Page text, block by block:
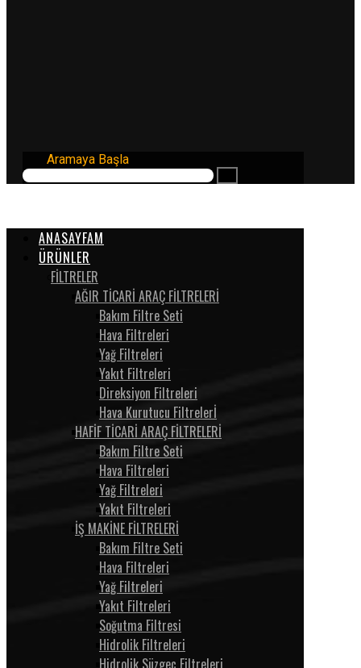
Aramaya Başla
ANASAYFAM
ÜRÜNLER
FİLTRELER
AĞIR TİCARİ ARAÇ FİLTRELERİ
Bakım Filtre Seti
Hava Filtreleri
Yağ Filtreleri
Yakıt Filtreleri
Direksiyon Filtreleri
Hava Kurutucu Filtrelerİ
HAFİF TİCARİ ARAÇ FİLTRELERİ
Bakım Filtre Seti
Hava Filtreleri
Yağ Filtreleri
Yakıt Filtreleri
İŞ MAKİNE FİLTRELERİ
Bakım Filtre Seti
Hava Filtreleri
Yağ Filtreleri
Yakıt Filtreleri
Soğutma Filtresi
Hidrolik Filtreleri